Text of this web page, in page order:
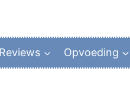
Opvoeding